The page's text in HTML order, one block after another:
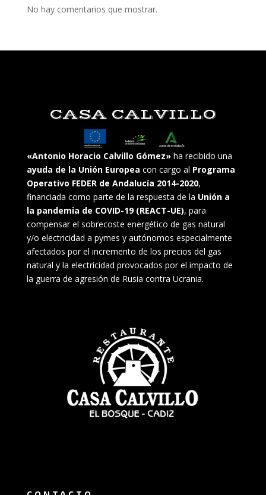
No hay comentarios que mostrar.
CASA CALVILLO
«Antonio Horacio Calvillo Gómez»ha recibido una
ayuda de la Unión Europea con cargo al Programa
Operativo FEDER de Andalucía 2014-2020,
financiada como parte de la respuesta de la Unión a
la pandemia de COVID-19 (REACT-UE), para
compensar el sobrecoste energético de gas natural
y/o electricidad a pymes y autónomos especialmente
afectados por el incremento de los precios del gas
natural y la electricidad provocados por el impacto de
la guerra de agresión de Rusia contra Ucrania.